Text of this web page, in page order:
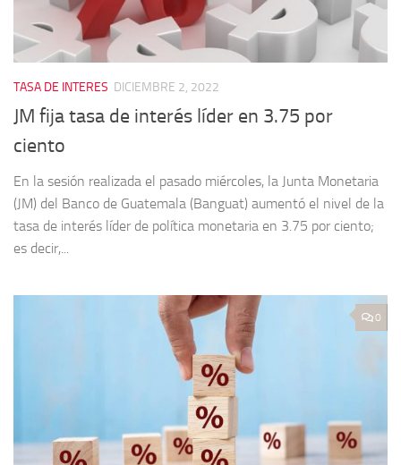
TASA DE INTERES DICIEMBRE 2, 2022
JM fija tasa de interés líder en 3.75 por
ciento
En la sesión realizada el pasado miércoles, la Junta Monetaria
(JM) del Banco de Guatemala (Banguat) aumentó el nivel de la
tasa de interés líder de política monetaria en 3.75 por ciento;
es decir,...
0